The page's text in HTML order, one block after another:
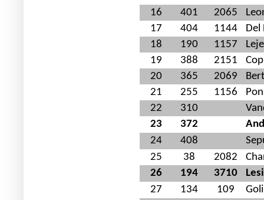
16
401 2065
17
404 1144
Del
18
190 1157
19
388 2151
20
365 2069
21
255 1156
22
310
23
372
24
408
25
38 2082
26
194 3710
27
134 109